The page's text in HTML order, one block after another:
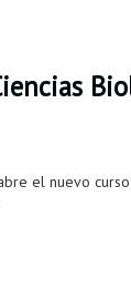
el nuevo curso